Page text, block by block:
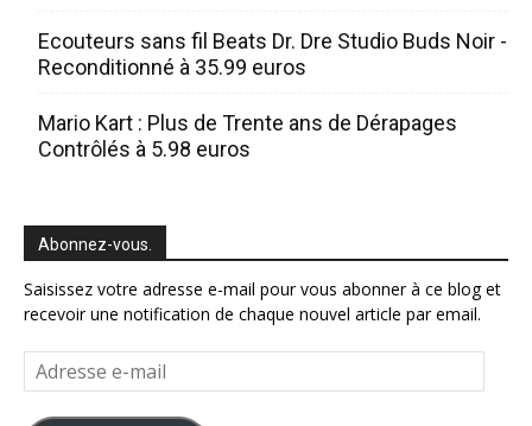
Ecouteurs sans fil Beats Dr. Dre Studio Buds Noir -
Reconditionné à 35.99 euros
Mario Kart : Plus de Trente ans de Dérapages
Contrôlés à 5.98 euros
Abonnez-vous.
Saisissez votre adresse e-mail pour vous abonner à ce blog et
recevoir une notification de chaque nouvel article par email.
Adresse
e-
mail